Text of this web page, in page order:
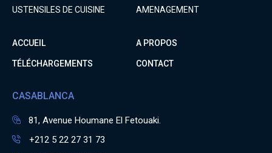
USTENSILES DE CUISINE AMENAGEMENT
ACCUEIL A PROPOS
TÉLÉCHARGEMENTS CONTACT
CASABLANCA
81, Avenue Houmane El Fetouaki.
+212 5 22 27 31 73